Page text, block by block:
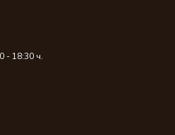
- 18:30 ч.